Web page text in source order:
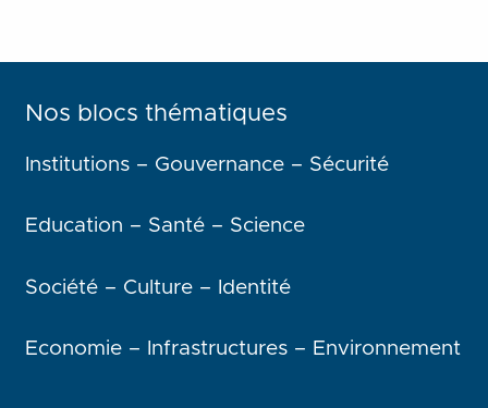
Nos blocs thématiques
Institutions – Gouvernance – Sécurité
Education – Santé – Science
Société – Culture – Identité
Economie – Infrastructures – Environnement